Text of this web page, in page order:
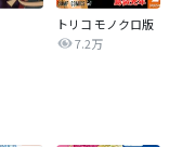
トリコ モノクロ版
7.2万